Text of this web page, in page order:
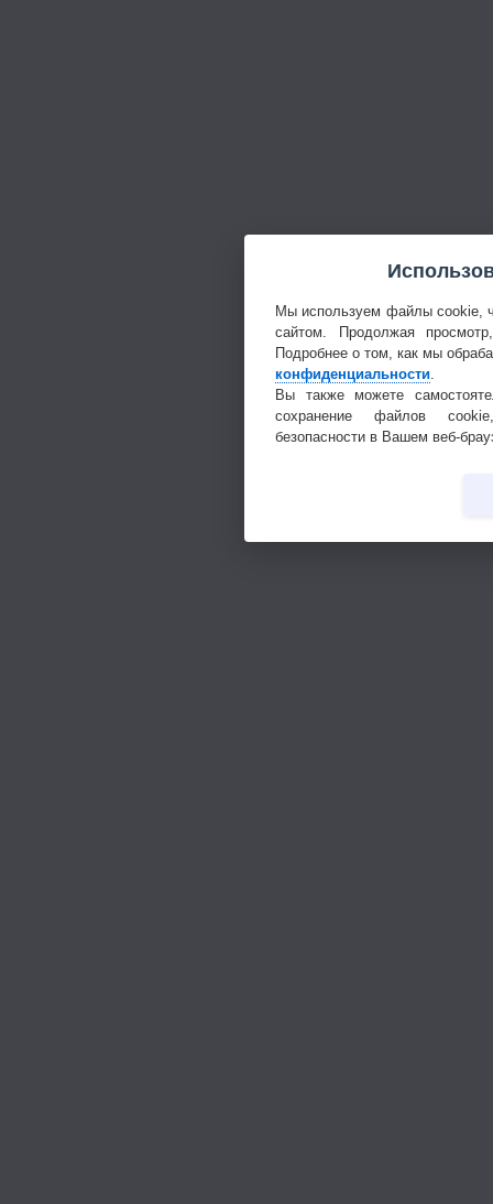
Мы используем файлы cookie,
сайтом. Продолжая
Подробнее о том, как мы
конфиденциальности
Вы также можете
сохранение файлов
безопасности в Вашем веб-